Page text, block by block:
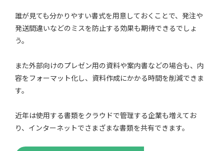
誰が見ても分かりやすい書式を用意しておくことで、発注や
発送間違いなどのミスを防止する効果も期待できるでしょ
う。
また外部向けのプレゼン用の資料や案内書などの場合も、内
容をフォーマット化し、資料作成にかかる時間を削減できま
す。
近年は使用する書類をクラウドで管理する企業も増えてお
り、インターネットでさまざまな書類を共有できます。